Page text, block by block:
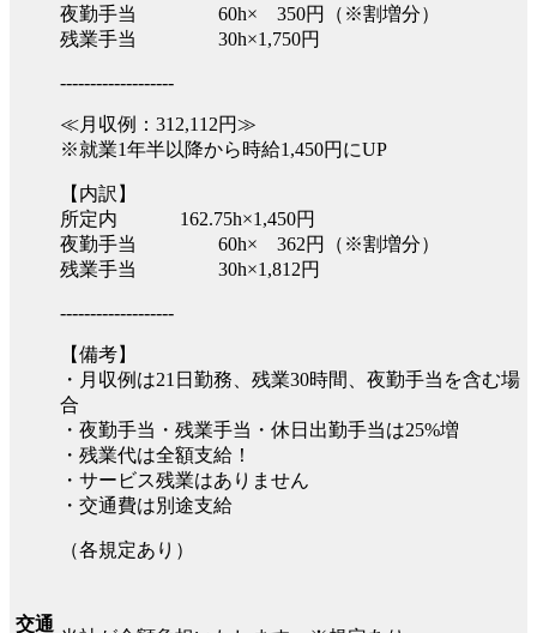
夜勤手当 60h× 350円（※割増分）
残業手当 30h×1,750円
-------------------
≪月収例：312,112円≫
※就業1年半以降から時給1,450円にUP
【内訳】
所定内 162.75h×1,450円
夜勤手当 60h× 362円（※割増分）
残業手当 30h×1,812円
-------------------
【備考】
・月収例は21日勤務、残業30時間、夜勤手当を含む場
合
・夜勤手当・残業手当・休日出勤手当は25%増
・残業代は全額支給！
・サービス残業はありません
・交通費は別途支給
（各規定あり）
交通